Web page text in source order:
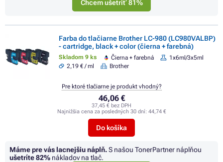
Chcem ušetriť 81%
Farba do tlačiarne Brother LC-980 (LC980VALBP)
- cartridge, black + color (čierna + farebná)
Skladom 9 ks Čierna + farebná
1x6ml/3x5ml
2,19 € / ml
Brother
46,06 €
37,45 € bez DPH
Najnižšia cena za posledných 30 dní: 44,74 €
Do košíka
Pre ktoré tlačiarne je produkt vhodný?
Máme pre vás lacnejšiu náplň.S našou TonerPartner náplňou
ušetríte82% nákladov na tlač.